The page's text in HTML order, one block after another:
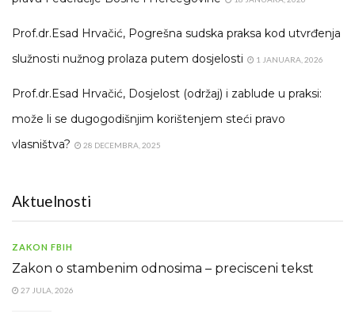
Prof.dr.Esad Hrvačić, Pogrešna sudska praksa kod utvrđenja
služnosti nužnog prolaza putem dosjelosti
1 JANUARA, 2026
Prof.dr.Esad Hrvačić, Dosjelost (održaj) i zablude u praksi:
može li se dugogodišnjim korištenjem steći pravo
vlasništva?
28 DECEMBRA, 2025
Aktuelnosti
ZAKON FBIH
Zakon o stambenim odnosima – precisceni tekst
27 JULA, 2026